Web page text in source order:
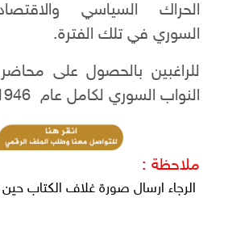
الحراك السياسي
السوري في تلك الفترة.
للراغبين بالحصول على
النواب السوري لكامل عام 1946 بملف pdf
ملاحظة :
الرجاء ارسال صورة غلاف الكتاب حين